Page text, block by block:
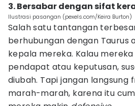
3. Bersabar dengan sifat
Ilustrasi pasangan (pexels.com/Keira Burton)
Salah satu tantangan
berhubungan dengan Taurus
kepala mereka. Kalau
pendapat atau keputusan,
diubah. Tapi jangan langsung
marah-marah, karena itu